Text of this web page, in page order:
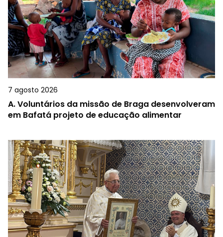
7 agosto 2026
A.Voluntários da missão de Braga desenvolveram
em Bafatá projeto de educação alimentar